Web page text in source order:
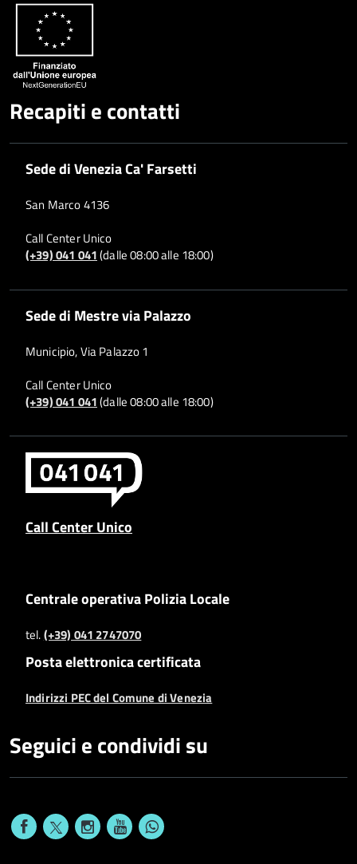
Recapiti e contatti
Sede di Venezia Ca' Farsetti
San Marco 4136
Call Center Unico
(+39) 041 041(dalle 08:00 alle 18:00)
Sede di Mestre via Palazzo
Municipio, Via Palazzo 1
Call Center Unico
(+39) 041 041(dalle 08:00 alle 18:00)
Call Center Unico
Centrale operativa Polizia Locale
tel.(+39) 041 2747070
Posta elettronica certificata
Indirizzi PEC del Comune di Venezia
Seguici e condividi su